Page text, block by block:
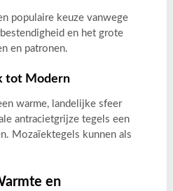
populaire keuze vanwege
en het grote
en patronen.
tot Modern
warme, landelijke sfeer
antracietgrijze tegels een
Mozaïektegels kunnen als
en